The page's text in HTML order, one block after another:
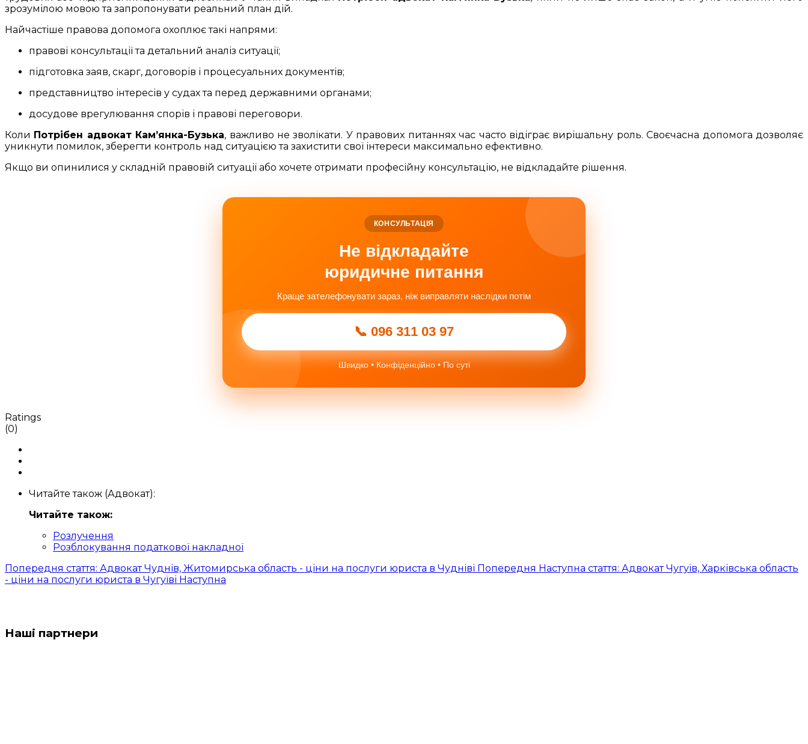
зрозумілою мовою та запропонувати реальний план дій.
Найчастіше правова допомога охоплює такі напрями:
правові консультації та детальний аналіз ситуації;
підготовка заяв, скарг, договорів і процесуальних документів;
представництво інтересів у судах та перед державними органами;
досудове врегулювання спорів і правові переговори.
Коли Потрібен адвокат Кам’янка-Бузька, важливо не зволікати. У правових питаннях час часто відіграє вирішальну роль. Своєчасна допомога дозволяє
уникнути помилок, зберегти контроль над ситуацією та захистити свої інтереси максимально ефективно.
Якщо ви опинилися у складній правовій ситуації або хочете отримати професійну консультацію, не відкладайте рішення.
КОНСУЛЬТАЦІЯ
Не відкладайте
юридичне питання
Краще зателефонувати зараз, ніж виправляти наслідки потім
📞 096 311 03 97
Швидко • Конфіденційно • По суті
Ratings
(0)
Читайте також (Адвокат):
Читайте також:
Розлучення
Розблокування податкової накладної
Попередня стаття: Адвокат Чуднів, Житомирська область - ціни на послуги юриста в Чудніві Попередня Наступна стаття: Адвокат Чугуїв, Харківська область
- ціни на послуги юриста в Чугуїві Наступна
Наші партнери